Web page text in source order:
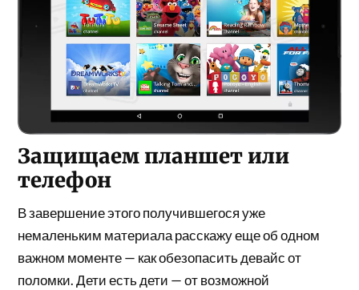
Защищаем планшет или
телефон
В завершение этого получившегося уже
немаленьким материала расскажу еще об одном
важном моменте — как обезопасить девайс от
поломки. Дети есть дети — от возможной